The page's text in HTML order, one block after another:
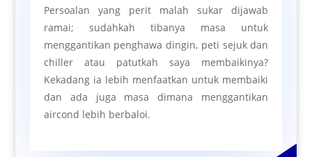
Persoalan yang perit malah sukar dijawab
ramai; sudahkah tibanya masa untuk
menggantikan penghawa dingin, peti sejuk dan
chiller atau patutkah saya membaikinya?
Kekadang ia lebih menfaatkan untuk membaiki
dan ada juga masa dimana menggantikan
aircond lebih berbaloi.